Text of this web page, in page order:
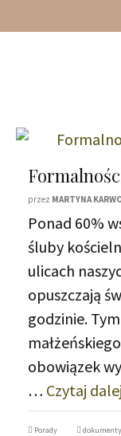
przez MARTYNA
Ponad 60%
śluby
ulicach
opuszczają
godzinie.
obowiązek
… Czytaj dalej
Porady